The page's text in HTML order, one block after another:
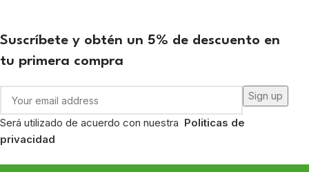
Suscríbete y obtén un 5% de descuento en
tu primera compra
Será utilizado de acuerdo con nuestra Politicas de
privacidad